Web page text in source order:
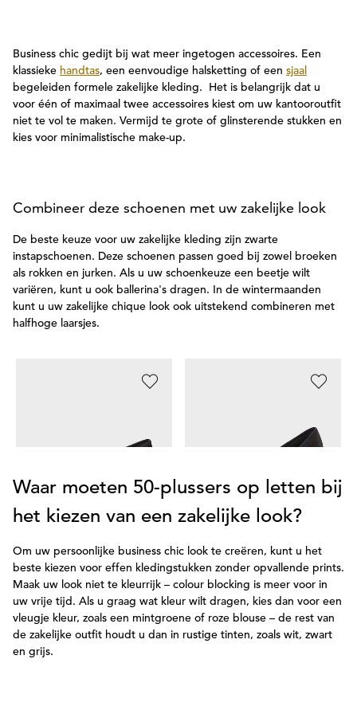
Business chic gedijt bij wat meer ingetogen accessoires. Een
klassieke handtas, een eenvoudige halsketting of een sjaal
begeleiden formele zakelijke kleding. Het is belangrijk dat u
voor één of maximaal twee accessoires kiest om uw kantooroutfit
niet te vol te maken. Vermijd te grote of glinsterende stukken en
kies voor minimalistische make-up.
Combineer deze schoenen met uw zakelijke look
De beste keuze voor uw zakelijke kleding zijn zwarte
instapschoenen. Deze schoenen passen goed bij zowel broeken
als rokken en jurken. Als u uw schoenkeuze een beetje wilt
variëren, kunt u ook ballerina's dragen. In de wintermaanden
kunt u uw zakelijke chique look ook uitstekend combineren met
halfhoge laarsjes.
Waar moeten 50-plussers op letten bij
het kiezen van een zakelijke look?
Om uw persoonlijke business chic look te creëren, kunt u het
beste kiezen voor effen kledingstukken zonder opvallende prints.
Maak uw look niet te kleurrijk – colour blocking is meer voor in
uw vrije tijd. Als u graag wat kleur wilt dragen, kies dan voor een
vleugje kleur, zoals een mintgroene of roze blouse – de rest van
de zakelijke outfit houdt u dan in rustige tinten, zoals wit, zwart
en grijs.